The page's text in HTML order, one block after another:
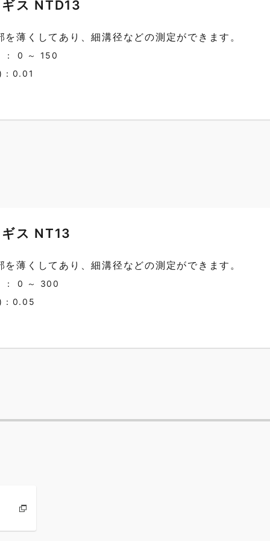
ス NTD13
を薄くしてあり、細溝径などの測定ができます。
： 0 ～ 150
：0.01
ス NT13
を薄くしてあり、細溝径などの測定ができます。
： 0 ～ 300
：0.05